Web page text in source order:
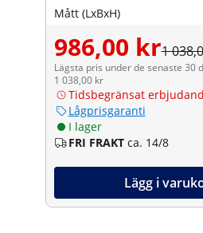
Mått (LxBxH)
986,00 kr1
Lägsta pris under de senaste 30
1 038,00 kr
Tidsbegränsat
Lågprisgaranti
I lager
FRI FRAKT ca. 14/8
Lägg i